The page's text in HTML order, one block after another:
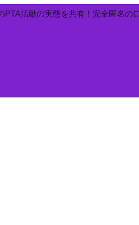
PTA活動の実態を共有！完全匿名の